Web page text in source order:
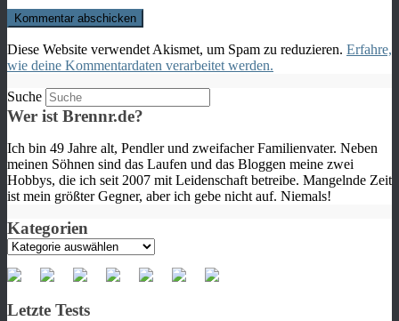
Diese Website verwendet Akismet, um Spam zu reduzieren. Erfahre,
wie deine Kommentardaten verarbeitet werden.
Suche
Wer ist Brennr.de?
Ich bin 49 Jahre alt, Pendler und zweifacher Familienvater. Neben
meinen Söhnen sind das Laufen und das Bloggen meine zwei
Hobbys, die ich seit 2007 mit Leidenschaft betreibe. Mangelnde Zeit
ist mein größter Gegner, aber ich gebe nicht auf. Niemals!
Kategorien
Kategorien
Letzte Tests